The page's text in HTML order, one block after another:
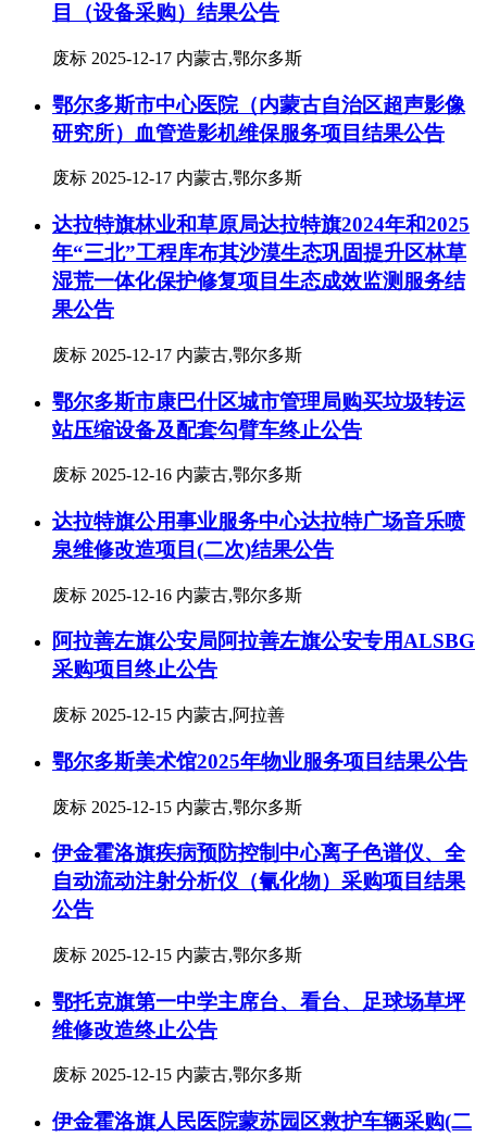
目（设备采购）结果公告
废标 2025-12-17 内蒙古,鄂尔多斯
鄂尔多斯市中心医院（内蒙古自治区超声影像
研究所）血管造影机维保服务项目结果公告
废标 2025-12-17 内蒙古,鄂尔多斯
达拉特旗林业和草原局达拉特旗2024年和2025
年“三北”工程库布其沙漠生态巩固提升区林草
湿荒一体化保护修复项目生态成效监测服务结
果公告
废标 2025-12-17 内蒙古,鄂尔多斯
鄂尔多斯市康巴什区城市管理局购买垃圾转运
站压缩设备及配套勾臂车终止公告
废标 2025-12-16 内蒙古,鄂尔多斯
达拉特旗公用事业服务中心达拉特广场音乐喷
泉维修改造项目(二次)结果公告
废标 2025-12-16 内蒙古,鄂尔多斯
阿拉善左旗公安局阿拉善左旗公安专用ALSBG
采购项目终止公告
废标 2025-12-15 内蒙古,阿拉善
鄂尔多斯美术馆2025年物业服务项目结果公告
废标 2025-12-15 内蒙古,鄂尔多斯
伊金霍洛旗疾病预防控制中心离子色谱仪、全
自动流动注射分析仪（氰化物）采购项目结果
公告
废标 2025-12-15 内蒙古,鄂尔多斯
鄂托克旗第一中学主席台、看台、足球场草坪
维修改造终止公告
废标 2025-12-15 内蒙古,鄂尔多斯
伊金霍洛旗人民医院蒙苏园区救护车辆采购(二